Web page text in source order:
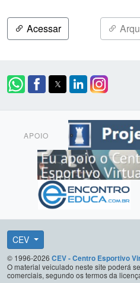
Acessar
APOIO
CEV
© 1996-2026 CEV - Centro Esportivo
O material veiculado neste site poderá
comerciais, segundo os termos da